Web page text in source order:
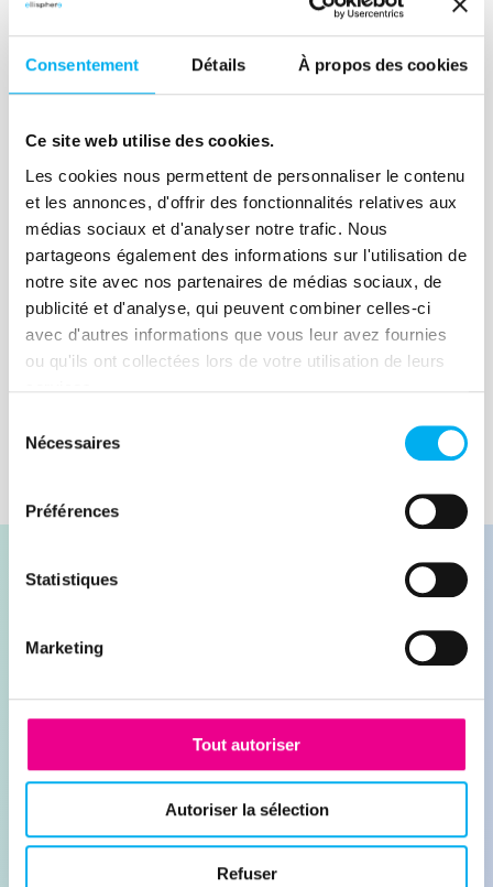
Consentement Détails À propos des cookies
Ce site web utilise des cookies.
Les cookies nous permettent de personnaliser le contenu
et les annonces, d'offrir des fonctionnalités relatives aux
médias sociaux et d'analyser notre trafic. Nous
partageons également des informations sur l'utilisation de
notre site avec nos partenaires de médias sociaux, de
publicité et d'analyse, qui peuvent combiner celles-ci
avec d'autres informations que vous leur avez fournies
ou qu'ils ont collectées lors de votre utilisation de leurs
Nécessaires
Préférences
Statistiques
Marketing
Tout autoriser
Autoriser la sélection
Refuser
Gestion du risque de crédit :
quelle reprise économique
17 novembre 2020 Risk management
Dans le contexte actuel de crise, les
entreprises doivent redoubler d'efforts
pour tenir le cap et gérer leur risque de
crédit.
Lire la suite
Demander une démonstration
Leader de l'information sur les entreprises depuis
plus de 130 ans, ELLISPHERE accompagne les
acteurs économiques dans leurs problématiques